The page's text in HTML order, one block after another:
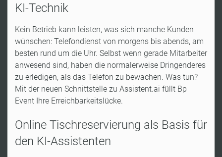
KI-Technik
Kein Betrieb kann leisten, was sich manche Kunden
wünschen: Telefondienst von morgens bis abends, am
besten rund um die Uhr. Selbst wenn gerade Mitarbeiter
anwesend sind, haben die normalerweise Dringenderes
zu erledigen, als das Telefon zu bewachen. Was tun?
Mit der neuen Schnittstelle zu Assistent.ai füllt Bp
Event Ihre Erreichbarkeitslücke.
Online Tischreservierung als Basis für
den KI-Assistenten